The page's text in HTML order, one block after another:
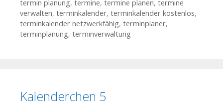
termin planung, termine, termine planen, termine
verwalten, terminkalender, terminkalender kostenlos,
terminkalender netzwerkfähig, terminplaner,
terminplanung, terminverwaltung
Kalenderchen 5